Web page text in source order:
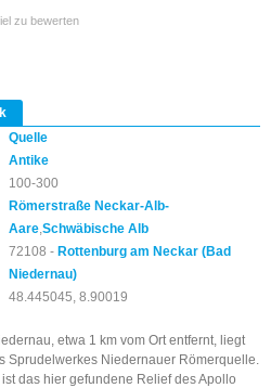
zu bewerten
Quelle
Antike
100-300
Römerstraße Neckar-Alb-
Aare ,Schwäbische Alb
72108 -Rottenburg am Neckar (Bad
Niedernau)
48.445045, 8.90019
etwa 1 km vom Ort entfernt, liegt
Sprudelwerkes Niedernauer Römerquelle.
das hier gefundene Relief des Apollo